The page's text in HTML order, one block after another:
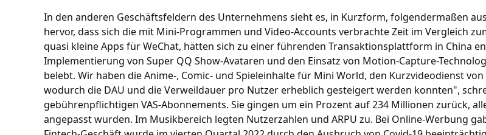
In den anderen Geschäftsfeldern des Unternehmens sieht es, in Kurzform, folgendermaßen
hervor, dass sich die mit Mini-Programmen und Video-Accounts verbrachte Zeit im Vergleich
quasi kleine Apps für WeChat, hätten sich zu einer führenden Transaktionsplattform in China
Implementierung von Super QQ Show-Avataren und den Einsatz von Motion-Capture-
belebt. Wir haben die Anime-, Comic- und Spieleinhalte für Mini World, den Kurzvideodienst
wodurch die DAU und die Verweildauer pro Nutzer erheblich gesteigert werden konnten",
gebührenpflichtigen VAS-Abonnements. Sie gingen um ein Prozent auf 234 Millionen zurück,
angepasst wurden. Im Musikbereich legten Nutzerzahlen und ARPU zu. Bei Online-Werbung